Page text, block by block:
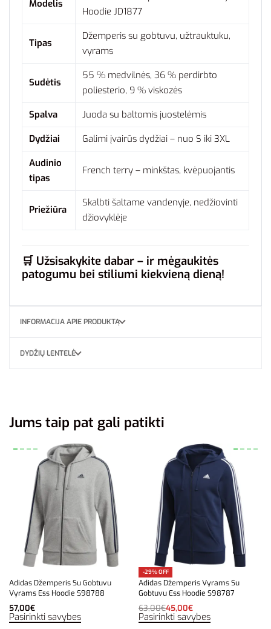
Modelis
Hoodie JD1877
Tipas
Džemperis su gobtuvu, užtrauktuku,
vyrams
Sudėtis
55 % medvilnės, 36 % perdirbto
poliesterio, 9 % viskozės
Spalva
Juoda su baltomis juostelėmis
Dydžiai
Galimi įvairūs dydžiai – nuo S iki 3XL
Audinio
tipas
French terry – minkštas, kvėpuojantis
Priežiūra
Skalbti šaltame vandenyje, nedžiovinti
džiovyklėje
🛒 Užsisakykite dabar – ir mėgaukitės
patogumu bei stiliumi kiekvieną dieną!
INFORMACIJA APIE PRODUKTĄ
DYDŽIŲ LENTELĖ
Jums taip pat gali patikti
Adidas Džemperis Su Gobtuvu
Vyrams Ess Hoodie S98788
57,00€
Pasirinkti savybes
-29% OFF
Adidas Džemperis Vyrams Su
Gobtuvu Ess Hoodie S98787
63,00€45,00€
Pasirinkti savybes